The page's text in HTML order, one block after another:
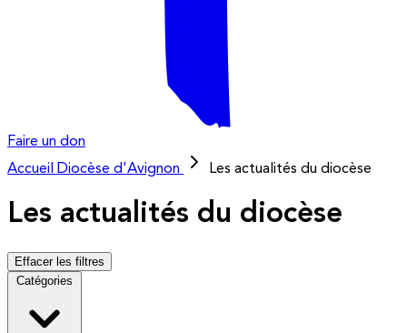
Faire un don
Accueil
Diocèse d'Avignon Les actualités du diocèse
Les actualités du diocèse
Effacer les filtres
Catégories